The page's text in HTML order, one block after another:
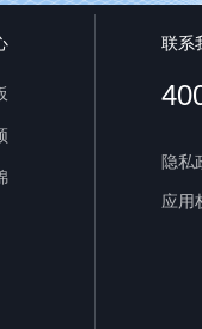
联系
隐私
应用